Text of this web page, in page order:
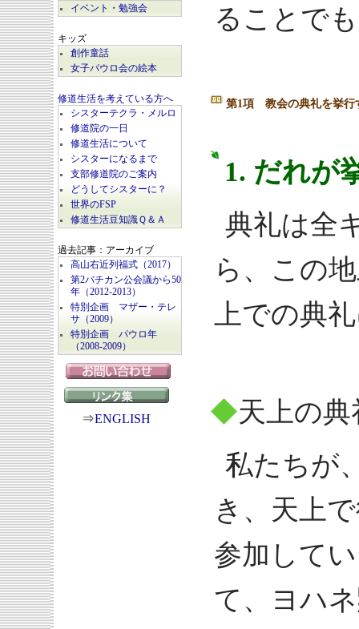
イベント・勉強会
キッズ
創作童話
女子パウロ会の絵本
修道生活を考えている方へ
シスターテクラ・メルロ
修道院の一日
修道生活について
シスターになるまで
支部修道院のご案内
どうしてシスターに？
世界のFSP
修道生活豆知識Ｑ＆Ａ
過去記事：アーカイブ
高山右近列福式（2017）
第2バチカン公会議から50
年（2012-2013）
特別企画 マザー・テレ
サ（2009）
特別企画 パウロ年
（2008-2009）
⇒ENGLISH
ることで
第1項 教会の典礼を挙行
1. だれが
典礼は全
ら、この
上での典
◆天上の
私たちが
き、天上
参加して
て、ヨハ